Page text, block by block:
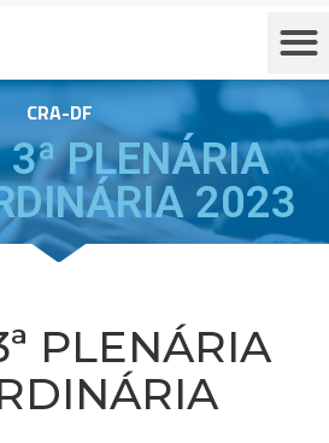
CRA-DF
PLENÁRIA
2023
PLENÁRIA